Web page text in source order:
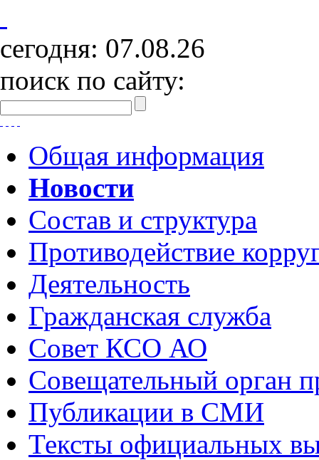
сегодня: 07.08.26
поиск по сайту:
Общая информация
Новости
Состав и структура
Противодействие
Деятельность
Гражданская служба
Совет КСО АО
Совещательный орган
Публикации в СМИ
Тексты официальных